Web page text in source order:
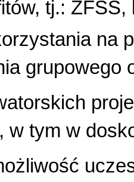
tj.:
na
grupowego
w tym w